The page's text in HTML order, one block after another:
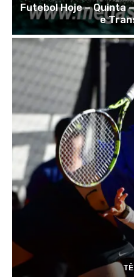
Futebol Hoje –
e